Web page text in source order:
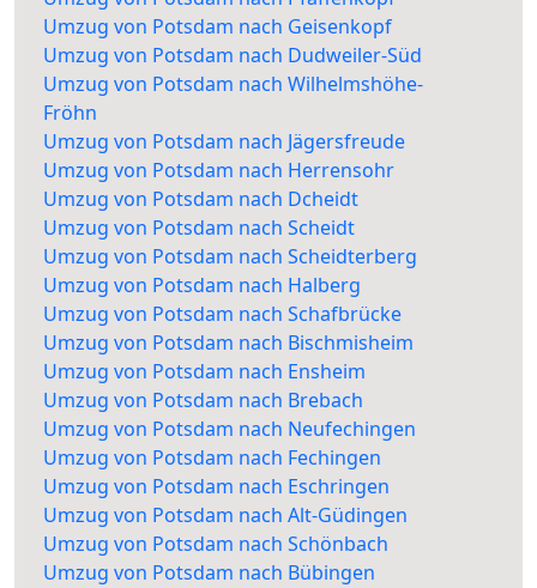
Umzug von Potsdam nach Geisenkopf
Umzug von Potsdam nach Dudweiler-Süd
Umzug von Potsdam nach Wilhelmshöhe-
Fröhn
Umzug von Potsdam nach Jägersfreude
Umzug von Potsdam nach Herrensohr
Umzug von Potsdam nach Dcheidt
Umzug von Potsdam nach Scheidt
Umzug von Potsdam nach Scheidterberg
Umzug von Potsdam nach Halberg
Umzug von Potsdam nach Schafbrücke
Umzug von Potsdam nach Bischmisheim
Umzug von Potsdam nach Ensheim
Umzug von Potsdam nach Brebach
Umzug von Potsdam nach Neufechingen
Umzug von Potsdam nach Fechingen
Umzug von Potsdam nach Eschringen
Umzug von Potsdam nach Alt-Güdingen
Umzug von Potsdam nach Schönbach
Umzug von Potsdam nach Bübingen